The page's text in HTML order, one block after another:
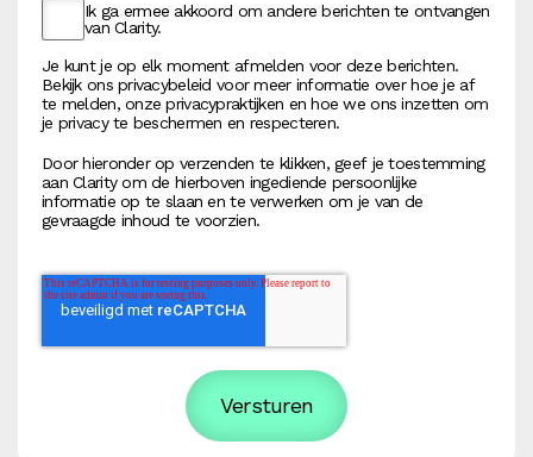
Ik ga ermee akkoord om andere berichten te ontvangen
van Clarity.
Je kunt je op elk moment afmelden voor deze berichten.
Bekijk ons privacybeleid voor meer informatie over hoe je af
te melden, onze privacypraktijken en hoe we ons inzetten om
je privacy te beschermen en respecteren.
Door hieronder op verzenden te klikken, geef je toestemming
aan Clarity om de hierboven ingediende persoonlijke
informatie op te slaan en te verwerken om je van de
gevraagde inhoud te voorzien.